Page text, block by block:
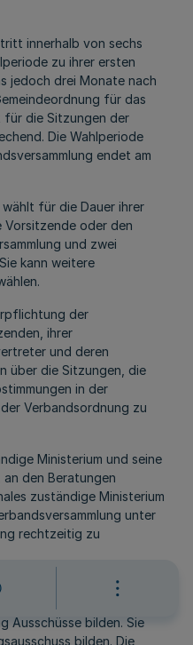
innerhalb von sechs
zu ihrer ersten
jedoch drei Monate nach
für das
für die Sitzungen der
Die Wahlperiode
endet am
wählt für die Dauer ihrer
Vorsitzende oder den
und zwei
kann weitere
der
ihrer
und deren
über die Sitzungen, die
in der
Verbandsordnung zu
Ministerium und seine
den Beratungen
zuständige Ministerium
unter
rechtzeitig zu
und zur
Ausschüsse bilden. Sie
bilden. Die